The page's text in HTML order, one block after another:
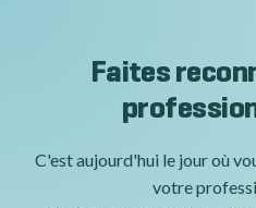
Faites
C'est aujourd'hui le jour où
votre